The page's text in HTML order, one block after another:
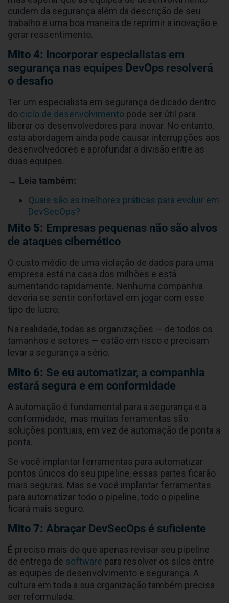
cuidem da segurança além da descrição de seu
trabalho é uma boa maneira de reprimir a inovação e
gerar ressentimento.
Mito 4: Incorporar especialistas em
segurança nas equipes DevOps resolverá
o desafio
Ter um especialista em segurança dedicado dentro
do ciclo de desenvolvimento pode ser útil para
liberar os desenvolvedores para inovar. No entanto,
esta abordagem ainda pode causar interrupções aos
desenvolvedores e aprofundar a divisão entre as
duas equipes.
→ Leia também:
Quais são as melhores práticas para evoluir em
DevSecOps?
Mito 5: Empresas pequenas não são alvos
de ataques cibernético
O custo médio de uma violação de dados para uma
empresa está na casa dos milhões e está
aumentando rapidamente. Nenhuma companhia
deveria se sentir confortável em jogar com esse
tipo de lucro.
Na realidade, todas as organizações — de todos os
tamanhos e setores — estão em risco e precisam
levar a segurança a sério.
Mito 6: Se eu automatizar, a companhia
estará segura e em conformidade
A automação é fundamental para a segurança e a
conformidade, mas muitas ferramentas são
soluções pontuais, em vez de automação de ponta a
ponta.
Se você implantar ferramentas para automatizar
pontos únicos do seu pipeline, essas partes ficarão
mais seguras. Mas se você implantar ferramentas
para automatizar todo o pipeline, todo o pipeline
ficará mais seguro.
Mito 7: Abraçar DevSecOps é suficiente
É preciso mais do que apenas revisar seu pipeline
de entrega de software para resolver os silos entre
as equipes de desenvolvimento e segurança. A
cultura em toda a sua organização também precisa
ser reformulada.